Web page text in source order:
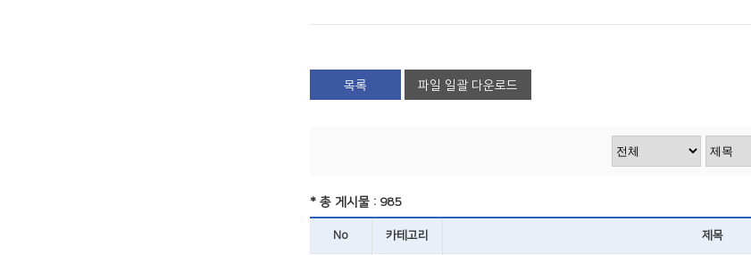
목록 파일 일괄 다운로드
* 총 게시물 : 985
No 카테고리 제목